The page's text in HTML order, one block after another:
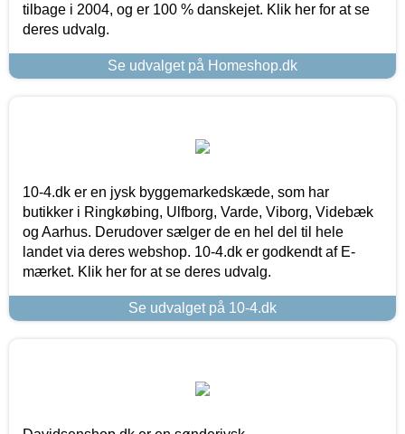
tilbage i 2004, og er 100 % danskejet. Klik her for at se
deres udvalg.
Se udvalget på Homeshop.dk
10-4.dk er en jysk byggemarkedskæde, som har
butikker i Ringkøbing, Ulfborg, Varde, Viborg, Videbæk
og Aarhus. Derudover sælger de en hel del til hele
landet via deres webshop. 10-4.dk er godkendt af E-
mærket. Klik her for at se deres udvalg.
Se udvalget på 10-4.dk